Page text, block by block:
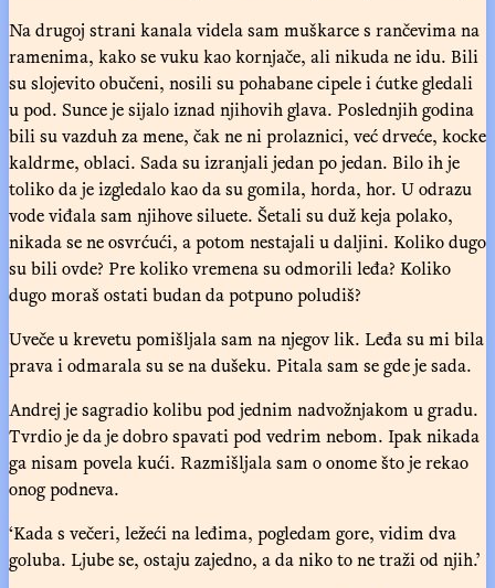
Na drugoj strani kanala videla sam muškarce s rančevima na
ramenima, kako se vuku kao kornjače, ali nikuda ne idu. Bili
su slojevito obučeni, nosili su pohabane cipele i ćutke gledali
u pod. Sunce je sijalo iznad njihovih glava. Poslednjih godina
bili su vazduh za mene, čak ne ni prolaznici, već drveće, kocke
kaldrme, oblaci. Sada su izranjali jedan po jedan. Bilo ih je
toliko da je izgledalo kao da su gomila, horda, hor. U odrazu
vode viđala sam njihove siluete. Šetali su duž keja polako,
nikada se ne osvrćući, a potom nestajali u daljini. Koliko dugo
su bili ovde? Pre koliko vremena su odmorili leđa? Koliko
dugo moraš ostati budan da potpuno poludiš?
Uveče u krevetu pomišljala sam na njegov lik. Leđa su mi bila
prava i odmarala su se na dušeku. Pitala sam se gde je sada.
Andrej je sagradio kolibu pod jednim nadvožnjakom u gradu.
Tvrdio je da je dobro spavati pod vedrim nebom. Ipak nikada
ga nisam povela kući. Razmišljala sam o onome što je rekao
onog podneva.
‘Kada s večeri, ležeći na leđima, pogledam gore, vidim dva
goluba. Ljube se, ostaju zajedno, a da niko to ne traži od njih.’